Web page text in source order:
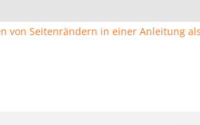
von Seitenrändern in einer Anleitung